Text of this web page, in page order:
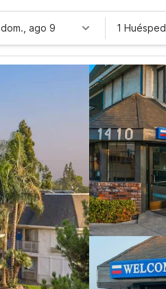
dom., ago 9 1 Huésped